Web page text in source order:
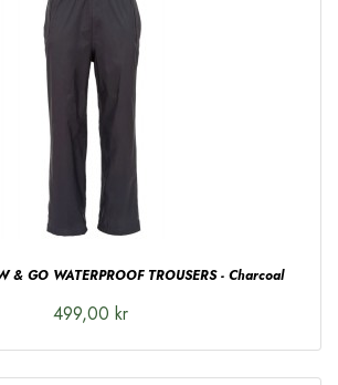
& GO WATERPROOF TROUSERS - Charcoal
499,00 kr